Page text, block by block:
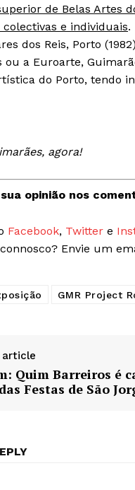
de Belas Artes
colectivas e individuais.
dos Reis, Porto
ou a Euroarte,
do Porto, tendo
agora!
opinião nos
Facebook, Twitter e
Envie um
GMR Project
article
Quim Barreiros é
Festas de São